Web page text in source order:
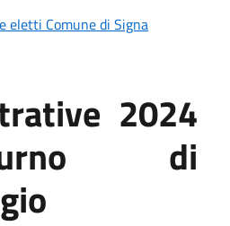
eletti Comunedi Signa
2024
di